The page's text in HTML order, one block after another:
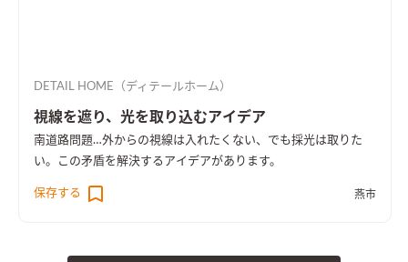
DETAIL HOME（ディテールホーム）
視線を遮り、光を取り込むアイデア
南道路問題…外からの視線は入れたくない、でも採光は取りた
い。この矛盾を解決するアイデアがあります。
保存する 燕市